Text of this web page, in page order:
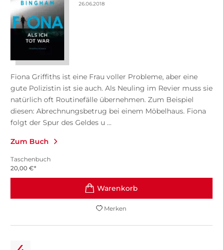
26.06.2018
Fiona Griffiths ist eine Frau voller Probleme, aber eine
gute Polizistin ist sie auch. Als Neuling im Revier muss sie
natürlich oft Routinefälle übernehmen. Zum Beispiel
diesen: Abrechnungsbetrug bei einem Möbelhaus. Fiona
folgt der Spur des Geldes u ...
Zum Buch
Taschenbuch
20,00 €*
Merken